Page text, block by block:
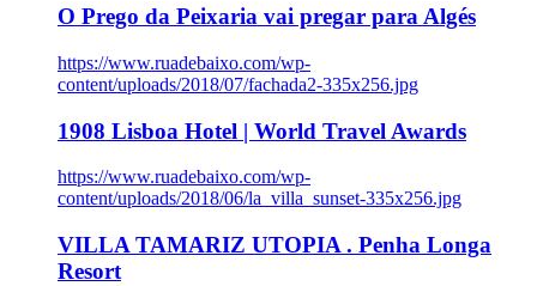
O Prego da Peixaria vai pregar para Algés
https://www.ruadebaixo.com/wp-
content/uploads/2018/07/fachada2-335x256.jpg
1908 Lisboa Hotel | World Travel Awards
https://www.ruadebaixo.com/wp-
content/uploads/2018/06/la_villa_sunset-335x256.jpg
VILLA TAMARIZ UTOPIA . Penha Longa
Resort